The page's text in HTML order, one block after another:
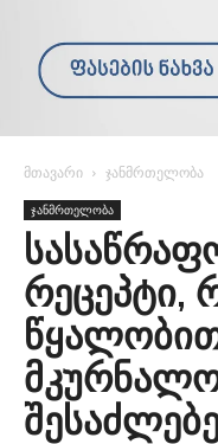
მთავარი ჯანმრთელობა
ჯანმრთელობა
რეცეპტი,